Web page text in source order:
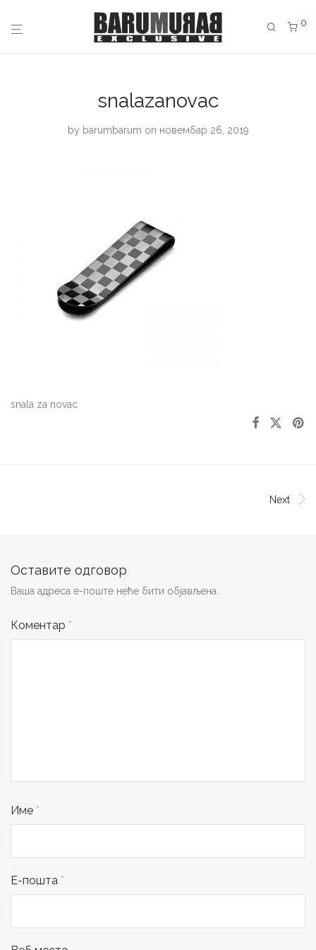
0
snalazanovac
by barumbarum on новембар 26, 2019
snala za novac
Next
Оставите одговор
Ваша адреса е-поште неће бити објављена.
Коментар *
Име *
Е-пошта *